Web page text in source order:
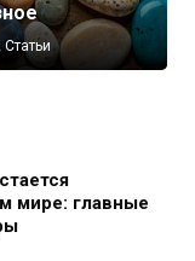
мире: главные